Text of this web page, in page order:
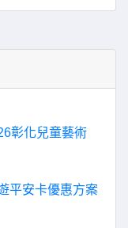
彰化兒童藝術
平安卡優惠方案